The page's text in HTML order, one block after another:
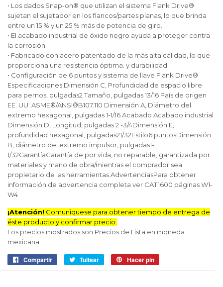
• Los dados Snap-on® que utilizan el sistema Flank Drive®
sujetan el sujetador en los flancos/partes planas, lo que brinda
entre un 15 % y un 25 % más de potencia de giro.
• El acabado industrial de óxido negro ayuda a proteger contra
la corrosión.
• Fabricado con acero patentado de la más alta calidad, lo que
proporciona una resistencia óptima. y durabilidad
• Configuración de 6 puntos y sistema de llave Flank Drive®
Especificaciones Dimensión C, Profundidad de espacio libre
para pernos, pulgadas2 Tamaño, pulgadas 13/16 País de origen
EE. UU. ASME®/ANSI®B107.110 Dimensión A, Diámetro del
extremo hexagonal, pulgadas 1-1/16 Acabado Acabado industrial
Dimensión D, Longitud, pulgadas 2 -3/4Dimensión E,
profundidad hexagonal, pulgadas21/32Estilo6 puntosDimensión
B, diámetro del extremo impulsor, pulgadas1-
1/32GarantíaGarantía de por vida, no reparable, garantizada por
materiales y mano de obra/mientras el comprador sea
propietario de las herramientas.AdvertenciasPara obtener
información de advertencia completa ver CAT1600 páginas W1-
W4
¡Atención! Comuniquese para obtener tiempo de entrega de
éste producto y confirmar precio.
Los precios mostrados son Precios de Lista en moneda
mexicana.
Compartir
CompartirTuitear
Tuitear Hacer pin